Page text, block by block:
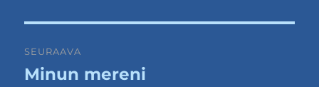
SEURAAVA
Seuraava
Minun mereni